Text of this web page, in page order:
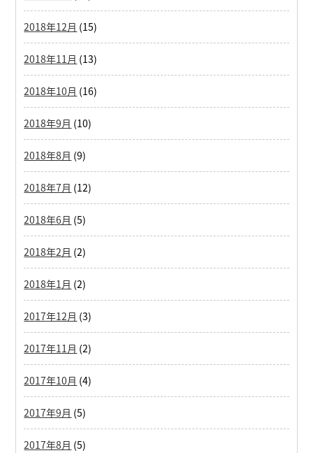
2018年12月 (15)
2018年11月 (13)
2018年10月 (16)
2018年9月 (10)
2018年8月 (9)
2018年7月 (12)
2018年6月 (5)
2018年2月 (2)
2018年1月 (2)
2017年12月 (3)
2017年11月 (2)
2017年10月 (4)
2017年9月 (5)
2017年8月 (5)